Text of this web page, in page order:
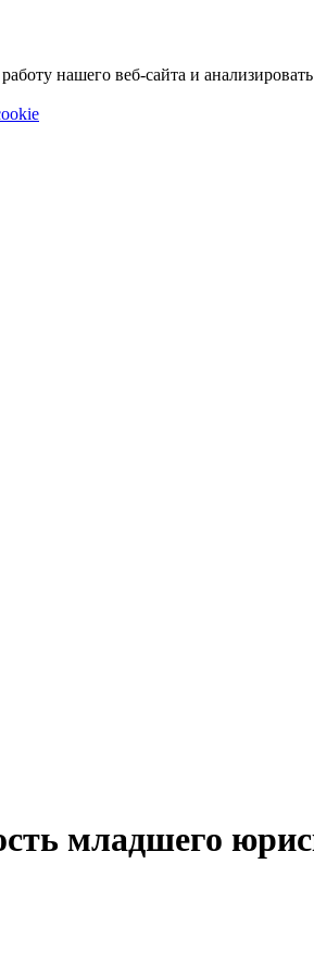
нашего веб-сайта и
младшего